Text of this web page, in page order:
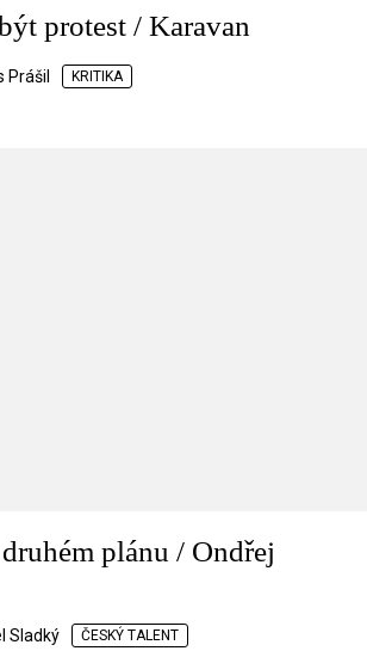
protest / Karavan
Prášil KRITIKA
plánu / Ondřej
Sladký ČESKÝ TALENT